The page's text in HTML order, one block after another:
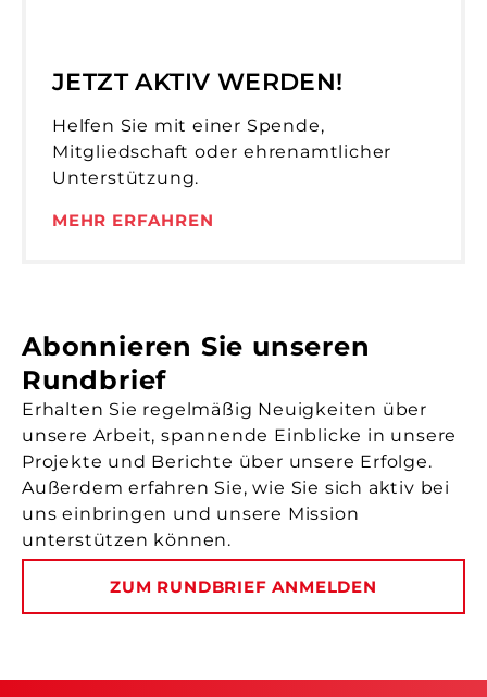
JETZT AKTIV WERDEN!
Helfen Sie mit einer Spende,
Mitgliedschaft oder ehrenamtlicher
Unterstützung.
MEHR ERFAHREN
Abonnieren Sie unseren
Rundbrief
Erhalten Sie regelmäßig Neuigkeiten über
unsere Arbeit, spannende Einblicke in unsere
Projekte und Berichte über unsere Erfolge.
Außerdem erfahren Sie, wie Sie sich aktiv bei
uns einbringen und unsere Mission
unterstützen können.
ZUM RUNDBRIEF ANMELDEN